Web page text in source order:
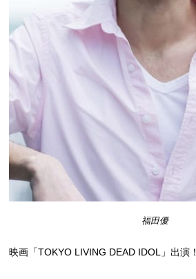
福田優
映画「TOKYO LIVING DEAD IDOL」出演！